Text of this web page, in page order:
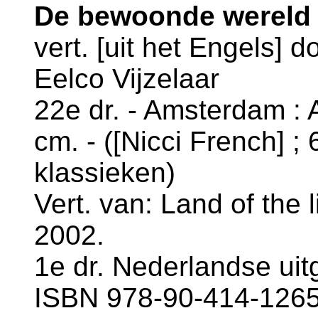
De bewoonde
vert. [uit het Engels]
Eelco Vijzelaar
22e dr. - Amsterdam :
cm. - ([Nicci French] ;
klassieken)
Vert. van: Land of the
2002.
1e dr. Nederlandse
ISBN 978-90-414-